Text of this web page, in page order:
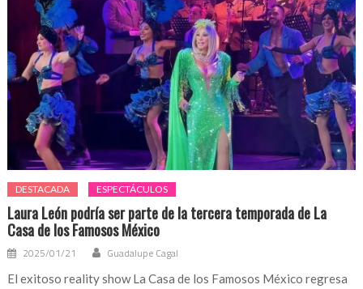
DESTACADA ESPECTÁCULOS
Laura León podría ser parte de la tercera temporada de La
Casa de los Famosos México
2025/01/21 Guadalupe Cagal
El exitoso reality show La Casa de los Famosos México regresa